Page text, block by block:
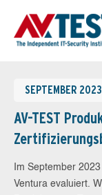
SEPTEMBER 2023
AV-TEST
Im September
Ventura evaluiert.